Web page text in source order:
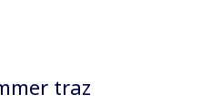
traz